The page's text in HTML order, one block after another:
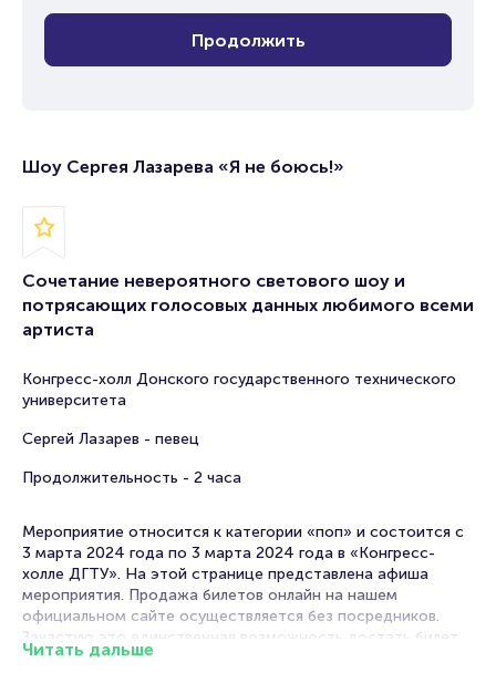
Продолжить
Шоу Сергея Лазарева «Я не боюсь!»
Сочетание невероятного светового шоу и
потрясающих голосовых данных любимого всеми
артиста
Конгресс-холл Донского государственного технического
университета
Сергей Лазарев - певец
Продолжительность - 2 часа
Мероприятие относится к категории «поп» и состоится с
3 марта 2024 года по 3 марта 2024 года в «Конгресс-
холле ДГТУ». На этой странице представлена афиша
мероприятия. Продажа билетов онлайн на нашем
официальном сайте осуществляется без посредников.
Зачастую это единственная возможность достать билет
на шоу.
Читать дальше